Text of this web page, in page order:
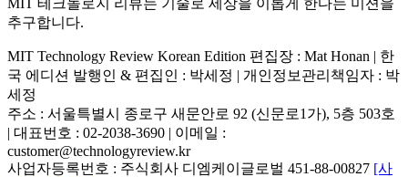
추구합니다.
MIT Technology Review Korean Edition 편집장 : Mat Honan | 한
국 에디션 발행인 & 편집인 : 박세정 | 개인정보관리책임자 : 박
세정
주소 : 서울특별시 종로구 새문안로 92 (신문로1가), 5층 503호
| 대표번호 : 02-2038-3690 | 이메일 :
customer@technologyreview.kr
사업자등록번호 : 주식회사 디엠케이글로벌 451-88-00827 [사